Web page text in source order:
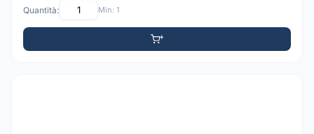
Quantità: Min: 1